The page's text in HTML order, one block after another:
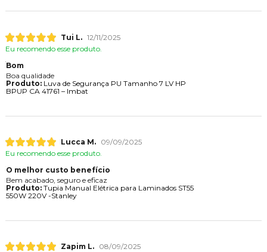
Tui L. 12/11/2025
Eu recomendo esse produto.
Bom
Boa qualidade
Produto:Luva de Segurança PU Tamanho 7 LV HP
BPUP CA 41761 – Imbat
Lucca M.
09/09/2025
Eu recomendo esse produto.
O melhor custo benefício
Bem acabado, seguro e eficaz
Produto:Tupia Manual Elétrica para Laminados ST55
550W 220V -Stanley
Zapim L.
08/09/2025